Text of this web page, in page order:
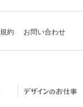
約 お問い合わせ